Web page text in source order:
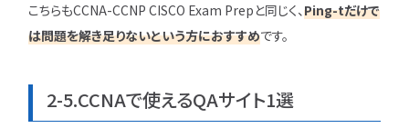
こちらもCCNA-CCNP CISCO Exam Prepと同じく、Ping-tだけで
は問題を解き足りないという方におすすめです。
2-5.CCNAで使えるQAサイト1選